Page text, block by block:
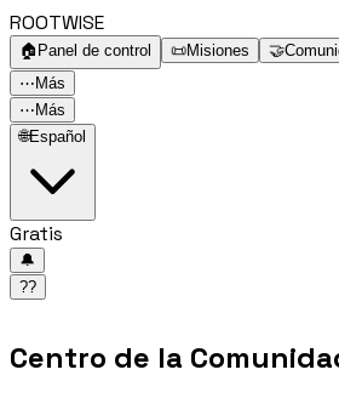
ROOTWISE
🏠 Panel de control 📜Misiones 🤝
⋯ Más
⋯ Más
🌐Español
Gratis
🔔
??
Centro de la